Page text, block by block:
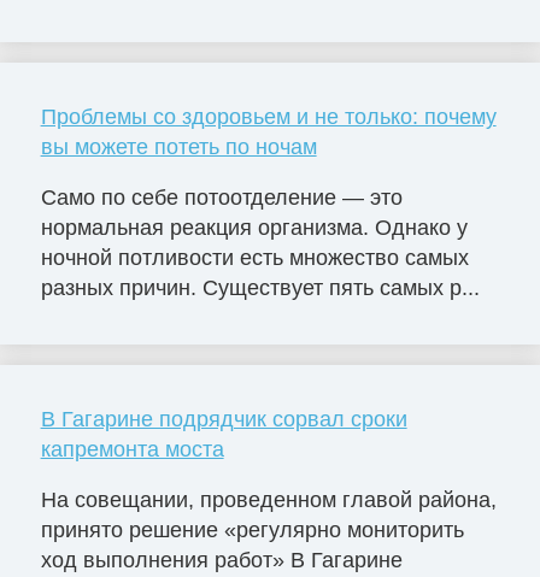
Проблемы со здоровьем и не только: почему
вы можете потеть по ночам
Само по себе потоотделение — это
нормальная реакция организма. Однако у
ночной потливости есть множество самых
разных причин. Существует пять самых р...
В Гагарине подрядчик сорвал сроки
капремонта моста
На совещании, проведенном главой района,
принято решение «регулярно мониторить
ход выполнения работ» В Гагарине